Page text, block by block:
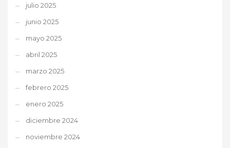
julio 2025
junio 2025
mayo 2025
abril 2025
marzo 2025
febrero 2025
enero 2025
diciembre 2024
noviembre 2024